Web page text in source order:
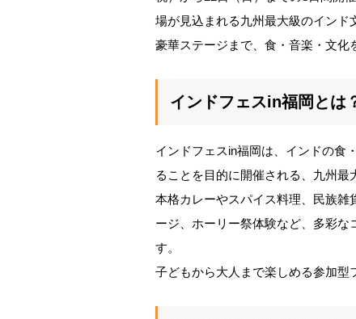
場が見込まれる九州最大級のインド
豪華ステージまで、食・音楽・文化
インドフェスin福岡とは
インドフェスin福岡は、インドの食
ることを目的に開催される、九州最
本格カレーやスパイス料理、民族雑
ージ、ホーリー祭体験など、多彩な
す。
子どもから大人まで楽しめる参加型